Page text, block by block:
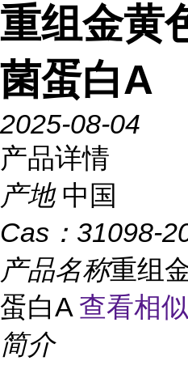
重组金黄
菌蛋白A
2025-08-04
产品详情
产地 中国
Cas： 31098-
产品名称重组
蛋白A 查看相
简介